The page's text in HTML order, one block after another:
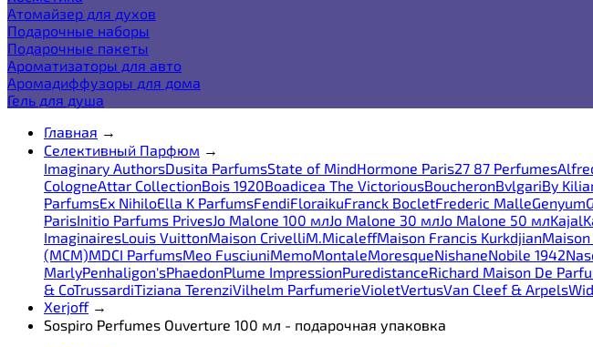
Атомайзер для духов
Подарочные наборы
Подарочные пакеты
Ароматизаторы для авто
Аромадиффузоры для дома
Гель для душа
Главная →
Селективный Парфюм →
Imaginary AuthorsDusita ParfumsState of MindHormone Paris27 87 Perfumes
CologneAttar CollectionBois 1920Boadicea The VictoriousBoucheronBvlgariBy
ParfumsEx NihiloElla K ParfumsFendiFloraikuFranck BocletFrederic MalleGenyum
ParisInitio Parfums PrivesJo Malone 100 млJo Malone 30 млJo Malone 50 млKajal
ImaginairesLouis VuittonMaison CrivelliM.MicaleffMaison Francis Kurkdjian
(MCM)MDCI ParfumsMeo FusciuniMemoMontaleMoresqueNishaneNobile 1942
MarlyPenhaligon'sPhaedonPlume ImpressionPuredistanceRichard Maison De
& CoTrussardiTiziana TerenziVilhelm ParfumerieVioletVertusVan Cleef & Arpels
Xerjoff→
Sospiro Perfumes Ouverture 100 мл - подарочная упаковка